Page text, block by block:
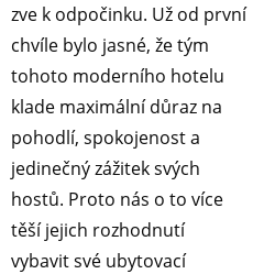
zve k odpočinku. Už od první
chvíle bylo jasné, že tým
tohoto moderního hotelu
klade maximální důraz na
pohodlí, spokojenost a
jedinečný zážitek svých
hostů. Proto nás o to více
těší jejich rozhodnutí
vybavit své ubytovací